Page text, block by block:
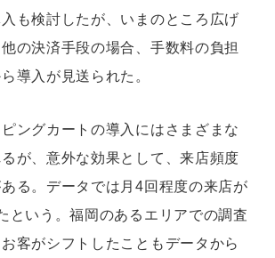
も検討したが、いまのところ広げ
の決済手段の場合、手数料の負担
導入が見送られた。
ングカートの導入にはさまざまな
が、意外な効果として、来店頻度
る。データでは月4回程度の来店が
という。福岡のあるエリアでの調査
客がシフトしたこともデータから